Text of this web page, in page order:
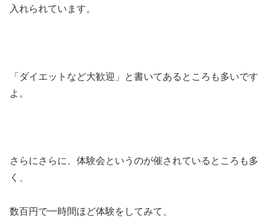
入れられています。
「ダイエットなど大歓迎」と書いてあるところも多いです
よ。
さらにさらに、体験会というのが催されているところも多
く、
数百円で一時間ほど体験をしてみて、